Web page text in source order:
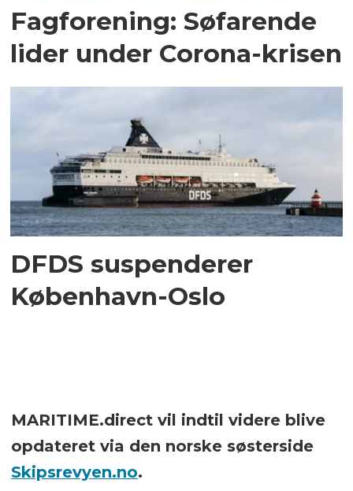
Fagforening: Søfarende
lider under Corona-krisen
DFDS suspenderer
København-Oslo
MARITIME.direct vil indtil videre blive
opdateret via den norske søsterside
Skipsrevyen.no.